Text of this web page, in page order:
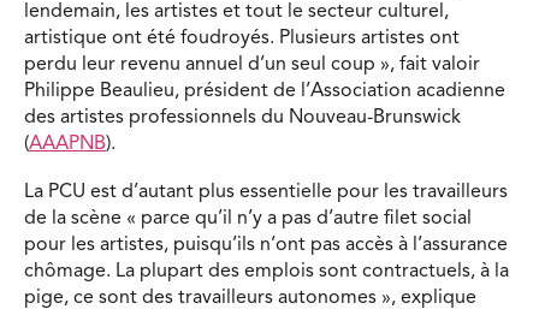
lendemain, les artistes et tout le secteur culturel,
artistique ont été foudroyés. Plusieurs artistes ont
perdu leur revenu annuel d’un seul coup », fait valoir
Philippe Beaulieu, président de l’Association acadienne
des artistes professionnels du Nouveau-Brunswick
(AAAPNB).
La PCU est d’autant plus essentielle pour les travailleurs
de la scène « parce qu’il n’y a pas d’autre filet social
pour les artistes, puisqu’ils n’ont pas accès à l’assurance
chômage. La plupart des emplois sont contractuels, à la
pige, ce sont des travailleurs autonomes », explique